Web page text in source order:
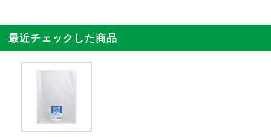
最近チェックした商品